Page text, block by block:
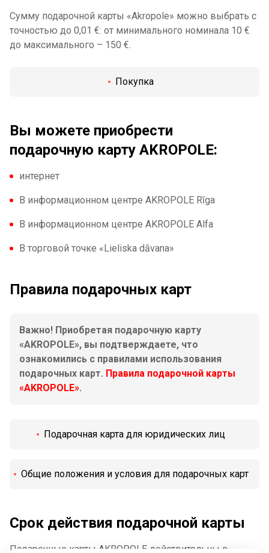
Сумму подарочной карты «Akropole» можно выбрать с
точностью до 0,01 €: от минимального номинала 10 €
до максимального – 150 €.
Покупка
Вы можете приобрести
подарочную карту AKROPOLE:
интернет
В информационном центре AKROPOLE Rīga
В информационном центре AKROPOLE Alfa
В торговой точке «Lieliska dāvana»
Правила подарочных карт
Важно! Приобретая подарочную карту
«AKROPOLE», вы подтверждаете, что
ознакомились с правилами использования
подарочных карт. Правила подарочной карты
«AKROPOLE».
Подарочная карта для юридических лиц
Общие положения и условия для подарочных карт
Срок действия подарочной карты
Подарочные карты AKROPOLE действительны в